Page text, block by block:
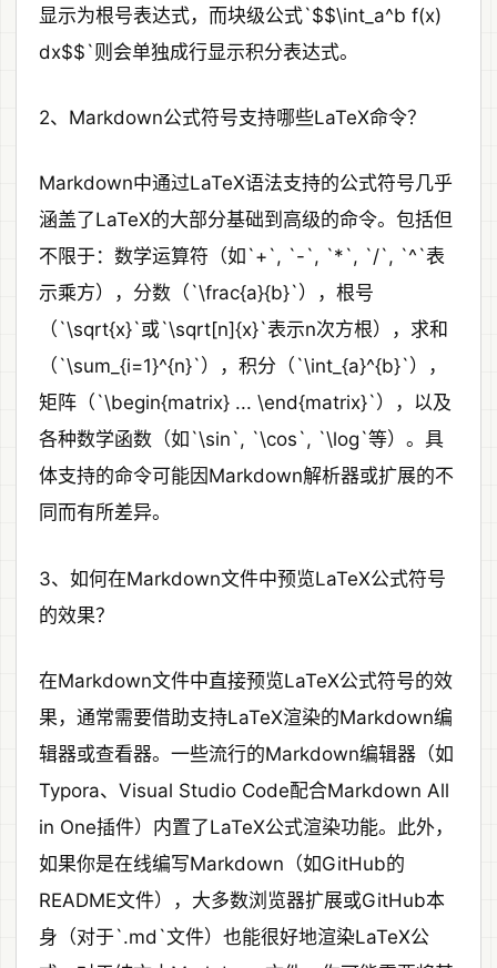
显示为根号表达式，而块级公式`$$\int_a^b f(x)
dx$$`则会单独成行显示积分表达式。
2、Markdown公式符号支持哪些LaTeX命令？
Markdown中通过LaTeX语法支持的公式符号几乎
涵盖了LaTeX的大部分基础到高级的命令。包括但
不限于：数学运算符（如`+`, `-`, `*`, `/`, `^`表
示乘方），分数（`\frac{a}{b}`），根号
（`\sqrt{x}`或`\sqrt[n]{x}`表示n次方根），求和
（`\sum_{i=1}^{n}`），积分（`\int_{a}^{b}`），
矩阵（`\begin{matrix} ... \end{matrix}`），以及
各种数学函数（如`\sin`, `\cos`, `\log`等）。具
体支持的命令可能因Markdown解析器或扩展的不
同而有所差异。
3、如何在Markdown文件中预览LaTeX公式符号
的效果？
在Markdown文件中直接预览LaTeX公式符号的效
果，通常需要借助支持LaTeX渲染的Markdown编
辑器或查看器。一些流行的Markdown编辑器（如
Typora、Visual Studio Code配合Markdown All
in One插件）内置了LaTeX公式渲染功能。此外，
如果你是在线编写Markdown（如GitHub的
README文件），大多数浏览器扩展或GitHub本
身（对于`.md`文件）也能很好地渲染LaTeX公